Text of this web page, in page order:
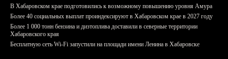
В Хабаровском крае подготовились к возможному повышению уровня Амура
Более 40 социальных выплат проиндексируют в Хабаровском крае в 2027 году
Более 1 000 тонн бензина и дизтоплива доставили в северные территории
Хабаровского края
Бесплатную сеть Wi-Fi запустили на площади имени Ленина в Хабаровске